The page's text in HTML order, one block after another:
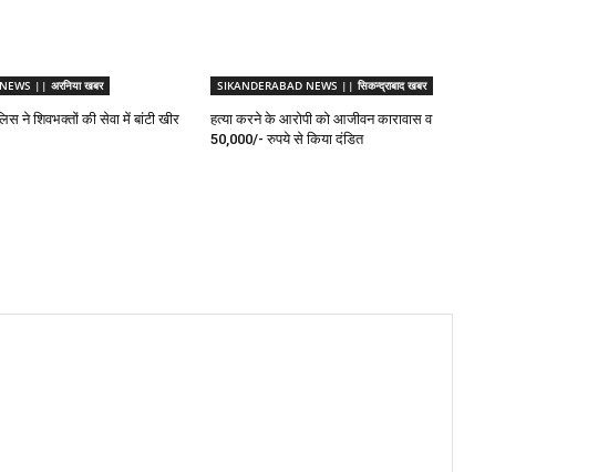
|| अरनिया खबर
ने शिवभक्तों की सेवा में बांटी खीर
SIKANDERABAD NEWS || सिकन्द्राबाद खबर
हत्या करने के आरोपी को आजीवन कारावास व
50,000/- रुपये से किया दंडित